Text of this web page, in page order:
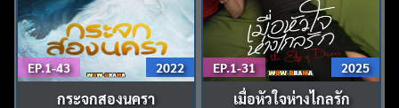
EP.1-43 2022
กระจกสองนครา
EP.1-31 2025
เมื่อหัวใจห่างไกลรัก